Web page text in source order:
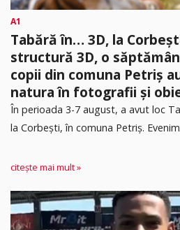
A1
Tabără în… 3D, la
structură 3D, o
copii din comuna Petriș
natura în fotografii și
În perioada 3-7 august, a avut loc
la Corbești, în comuna Petriș.
citește mai mult »